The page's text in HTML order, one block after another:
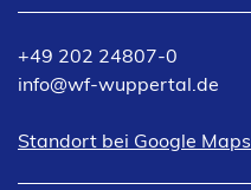
+49 202 24807-0
info
wf-wuppertal de
Standort bei Google Maps
(Öffnet